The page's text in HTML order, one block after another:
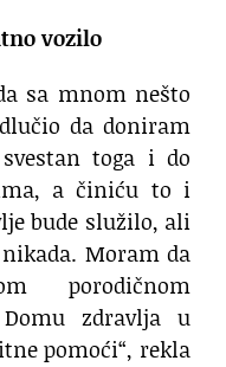
vozilo
sa mnom nešto
da doniram
toga i do
a činiću to i
bude služilo, ali
Moram da
porodičnom
zdravlja u
pomoći“, rekla